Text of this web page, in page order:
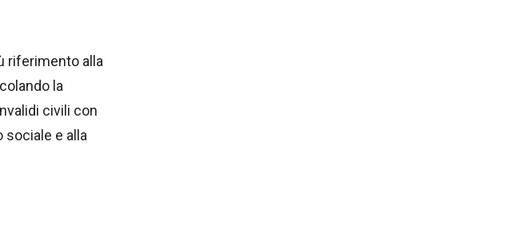
riferimento alla
la
civili con
sociale e alla